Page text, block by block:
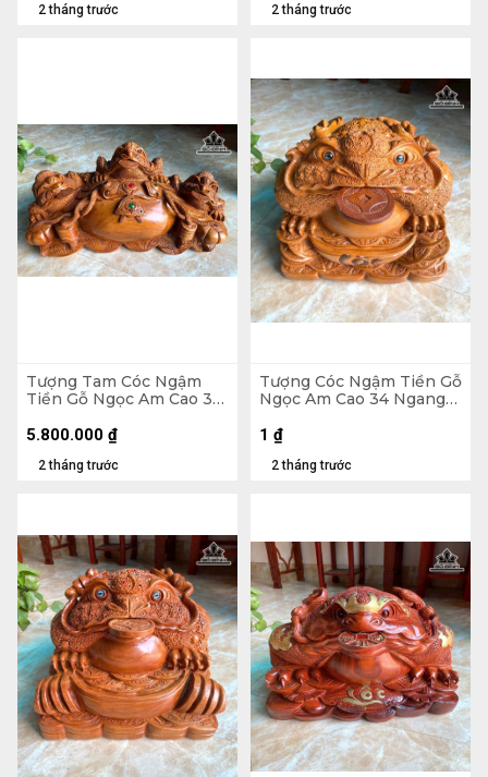
2 tháng trước 2 tháng trước
Tượng Tam Cóc Ngậm
Tiền Gỗ Ngọc Am Cao 31
24kg
2 tháng trước
5.800.000 ₫
Tượng Cóc Ngậm Tiền Gỗ
Ngọc Am Cao 34 Ngang
2 tháng trước
1 ₫